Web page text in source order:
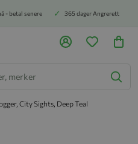
- betal senere 365 dager Angrerett
City Sights, Deep Teal